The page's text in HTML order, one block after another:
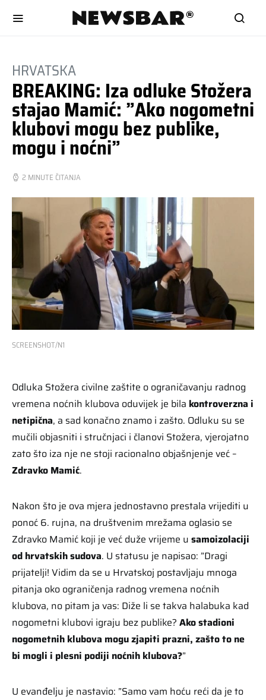
HRVATSKA
BREAKING: Iza odluke Stožera
stajao Mamić: ”Ako nogometni
klubovi mogu bez publike,
mogu i noćni”
2 MINUTE ČITANJA
SCREENSHOT/N1
Odluka Stožera civilne zaštite o ograničavanju radnog
vremena noćnih klubova oduvijek je bila kontroverzna i
netipična, a sad konačno znamo i zašto. Odluku su se
mučili objasniti i stručnjaci i članovi Stožera, vjerojatno
zato što iza nje ne stoji racionalno objašnjenje već –
Zdravko Mamić.
Nakon što je ova mjera jednostavno prestala vrijediti u
ponoć 6. rujna, na društvenim mrežama oglasio se
Zdravko Mamić koji je već duže vrijeme u samoizolaciji
od hrvatskih sudova. U statusu je napisao: ”Dragi
prijatelji! Vidim da se u Hrvatskoj postavljaju mnoga
pitanja oko ograničenja radnog vremena noćnih
klubova, no pitam ja vas: Diže li se takva halabuka kad
nogometni klubovi igraju bez publike? Ako stadioni
nogometnih klubova mogu zjapiti prazni, zašto to ne
bi mogli i plesni podiji noćnih klubova?”
U evanđelju je nastavio: ”Samo vam hoću reći da je to